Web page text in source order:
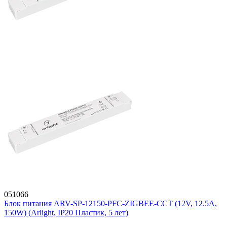
051066
Блок питания ARV-SP-12150-PFC-ZIGBEE-CCT (12V, 12.5A,
150W) (Arlight, IP20 Пластик, 5 лет)